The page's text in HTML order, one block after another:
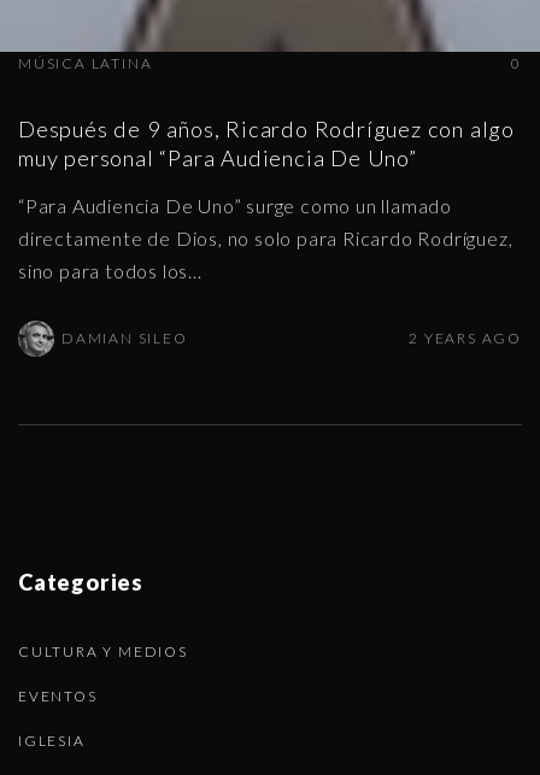
0
MÚSICA LATINA
Después de 9 años, Ricardo Rodríguez con algo
muy personal “Para Audiencia De Uno”
“Para Audiencia De Uno” surge como un llamado
directamente de Dios, no solo para Ricardo Rodríguez,
sino para todos los
DAMIAN SILEO 2 YEARS AGO
Categories
CULTURA Y MEDIOS
EVENTOS
IGLESIA